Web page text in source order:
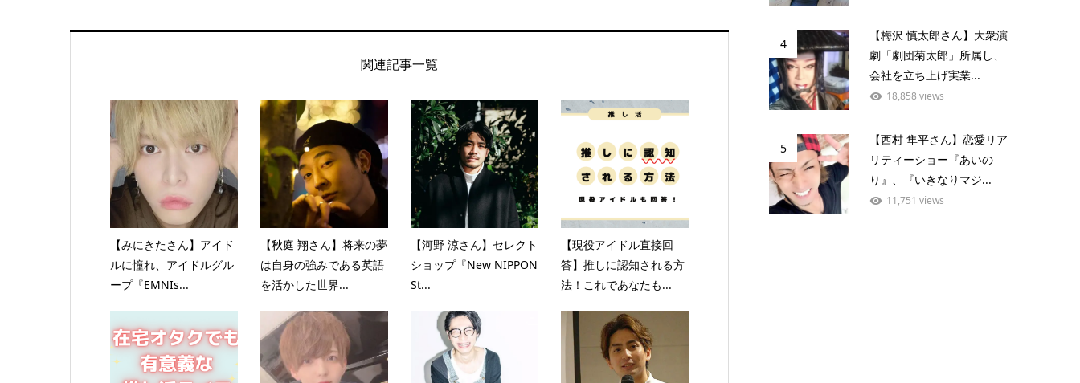
関連記事一覧
【みにきたさん】アイド
ルに憧れ、アイドルグル
ープ『EMNIs...
【秋庭 翔さん】将来の夢
は自身の強みである英語
を活かした世界...
【河野 涼さん】セレクト
ショップ『New NIPPON
St...
【現役アイドル直接回
答】推しに認知される方
法！これであなたも...
4
【梅沢 慎太郎さん】大衆演
劇「劇団菊太郎」所属し、
会社を立ち上げ実業...
18,858 views
5
【西村 隼平さん】恋愛リア
リティーショー『あいの
り』、『いきなりマジ...
11,751 views